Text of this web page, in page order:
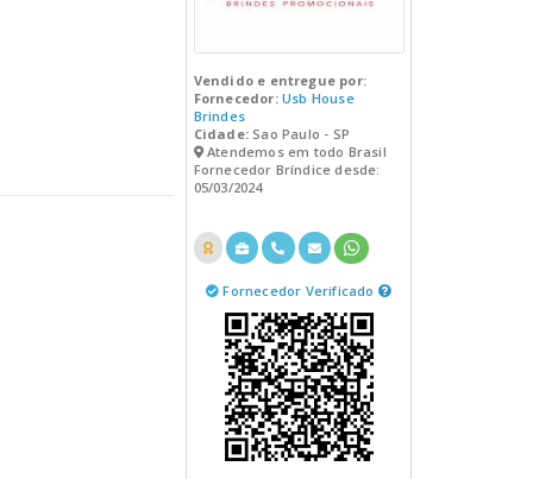
Vendido e entregue por:
Fornecedor: Usb House
Brindes
Cidade:Sao Paulo - SP
Atendemos em todo Brasil
Fornecedor Bríndice desde:
05/03/2024
Fornecedor Verificado